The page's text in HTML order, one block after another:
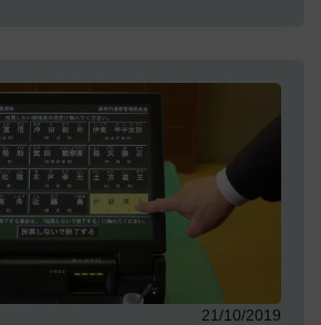
21/10/2019